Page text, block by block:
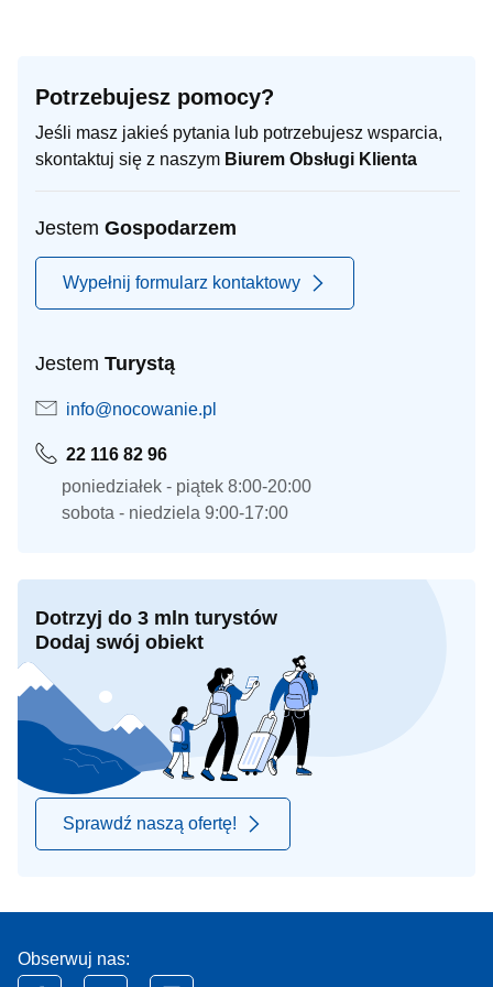
Potrzebujesz pomocy?
Jeśli masz jakieś pytania lub potrzebujesz wsparcia,
skontaktuj się z naszym Biurem Obsługi Klienta
Jestem Gospodarzem
Wypełnij formularz kontaktowy
Jestem Turystą
info@nocowanie.pl
22 116 82 96
poniedziałek - piątek 8:00-20:00
sobota - niedziela 9:00-17:00
Dotrzyj do 3 mln turystów
Dodaj swój obiekt
Sprawdź naszą ofertę!
Obserwuj nas: